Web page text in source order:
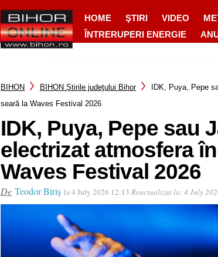
HOME ŞTIRI VIDEO
ÎNTRERUPERI ENERGIE
BIHON BIHON Ştirile judeţului Bihor
IDK, Puya, Pepe
seară la Waves Festival 2026
IDK, Puya, Pepe sau
electrizat atmosfera
Waves Festival 2026
De Teodor Biriș la 4 July 2026 12:13 Reactualizat la:4 July